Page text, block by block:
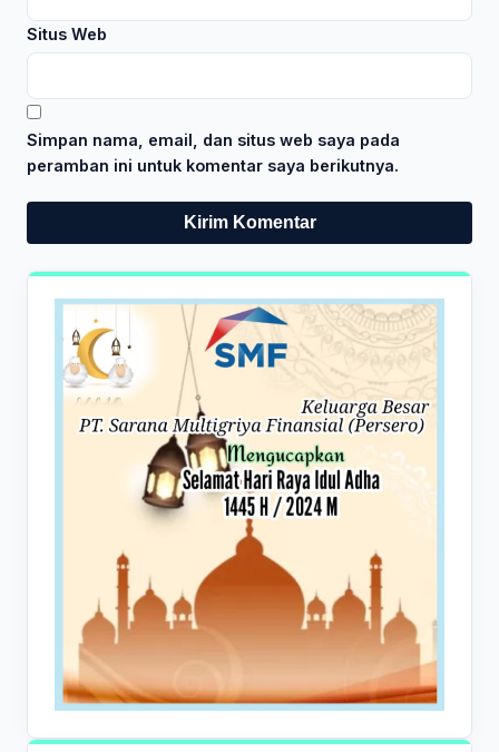
Situs Web
Simpan nama, email, dan situs web saya pada
peramban ini untuk komentar saya berikutnya.